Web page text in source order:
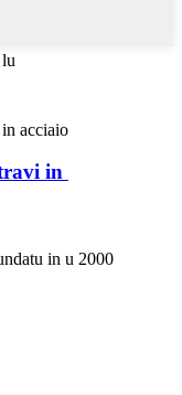
in
in u 2000